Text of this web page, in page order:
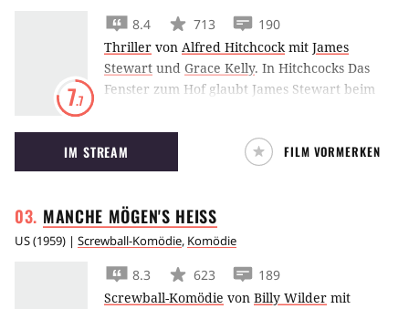
7.7
8.4 713
190
Thriller von Alfred Hitchcockmit James
Stewart und Grace Kelly. In Hitchcocks Das
Fenster zum Hof glaubt James Stewart beim
werden.
IM STREAM FILM VORMERKEN
MANCHE MÖGEN'S HEISS
US(1959) | Screwball-Komödie, Komödie
8.3 623
189
Screwball-Komödie von Billy Wilder mit